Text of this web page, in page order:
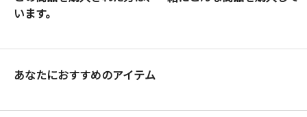
います。
あなたにおすすめのアイテム